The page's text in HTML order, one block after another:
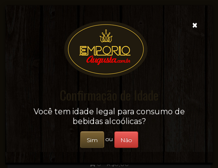
Sua conveniência e adega on-line!
0 - R$0,00
×
Confirmação de Idade
Você tem idade legal para consumo de
bebidas alcoólicas?
Sim ou Não